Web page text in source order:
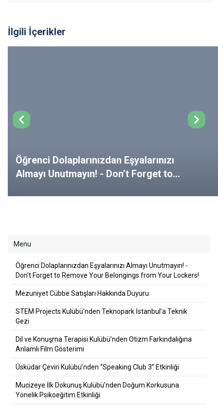
İlgili İçerikler
Öğrenci Dolaplarınızdan Eşyalarınızı
Almayı Unutmayın! - Don’t Forget to
Menu
Öğrenci Dolaplarınızdan Eşyalarınızı Almayı Unutmayın! -
Don’t Forget to Remove Your Belongings from Your Lockers!
Mezuniyet Cübbe Satışları Hakkında Duyuru
STEM Projects Kulübü’nden Teknopark İstanbul’a Teknik
Gezi
Dil ve Konuşma Terapisi Kulübü’nden Otizm Farkındalığına
Anlamlı Film Gösterimi
Üsküdar Çeviri Kulübü’nden “Speaking Club 3” Etkinliği
Mucizeye İlk Dokunuş Kulübü’nden Doğum Korkusuna
Yönelik Psikoeğitim Etkinliği